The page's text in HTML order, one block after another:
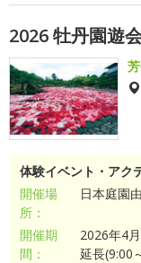
2026 牡丹園遊
体験イベント・アク
開催場
所：
日本庭園
開催期
間：
2026年4
延長